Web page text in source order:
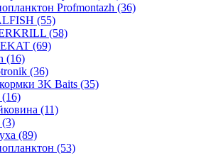
Profmontazh (36)
(55)
(58)
(69)
(16)
(36)
3K Baits (35)
(16)
(11)
(3)
(89)
(53)